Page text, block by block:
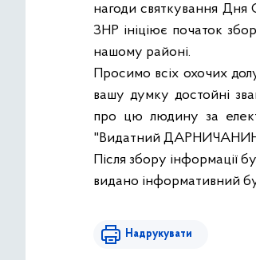
нагоди святкування Дня
ЗНР ініціює початок
нашому районі.
Просимо всіх охочих
вашу думку достойні
про цю людину за
"Видатний
Після збору інформації
видано інформативний
Надрукувати